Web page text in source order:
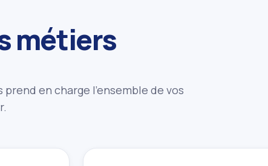
métiers
en charge l'ensemble de vos